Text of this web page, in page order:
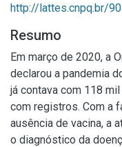
http://lattes.cnpq.br/
Resumo
Em março de 2020, a
declarou a pandemia
já contava com 118
com registros. Com a
ausência de vacina, a
o diagnóstico da